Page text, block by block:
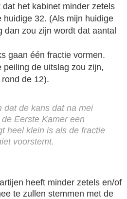
dat het kabinet minder zetels
huidige 32. (Als mijn huidige
dan zou zijn wordt dat aantal
gaan één fractie vormen.
peiling de uitslag zou zijn,
de 12).
dat de kans dat na mei
Eerste Kamer een
heel klein is als de fractie
voorstemt.
heeft minder zetels en/of
te zullen stemmen met de